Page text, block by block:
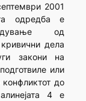
2001
одредба е
од
дела
закони на
или
до
4 е